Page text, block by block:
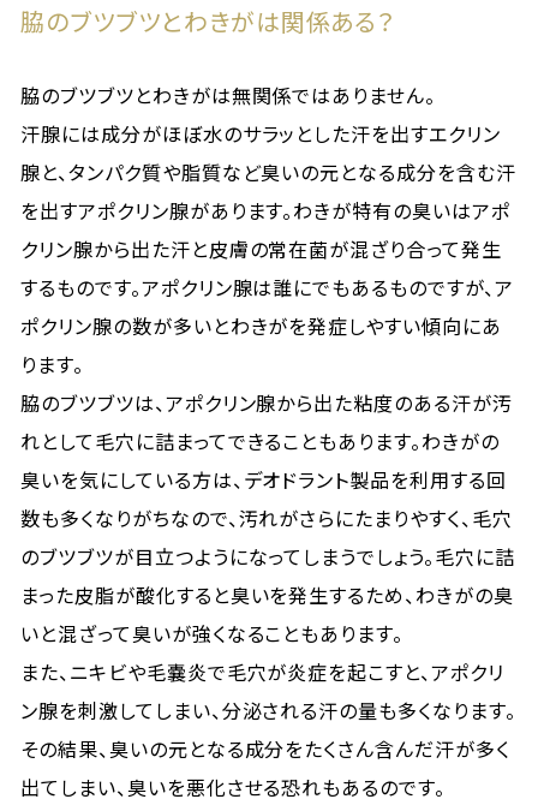
脇のブツブツとわきがは関係ある？
脇のブツブツとわきがは無関係ではありません。
汗腺には成分がほぼ水のサラッとした汗を出すエクリン
腺と、タンパク質や脂質など臭いの元となる成分を含む汗
を出すアポクリン腺があります。わきが特有の臭いはアポ
クリン腺から出た汗と皮膚の常在菌が混ざり合って発生
するものです。アポクリン腺は誰にでもあるものですが、ア
ポクリン腺の数が多いとわきがを発症しやすい傾向にあ
ります。
脇のブツブツは、アポクリン腺から出た粘度のある汗が汚
れとして毛穴に詰まってできることもあります。わきがの
臭いを気にしている方は、デオドラント製品を利用する回
数も多くなりがちなので、汚れがさらにたまりやすく、毛穴
のブツブツが目立つようになってしまうでしょう。毛穴に詰
まった皮脂が酸化すると臭いを発生するため、わきがの臭
いと混ざって臭いが強くなることもあります。
また、ニキビや毛嚢炎で毛穴が炎症を起こすと、アポクリ
ン腺を刺激してしまい、分泌される汗の量も多くなります。
その結果、臭いの元となる成分をたくさん含んだ汗が多く
出てしまい、臭いを悪化させる恐れもあるのです。